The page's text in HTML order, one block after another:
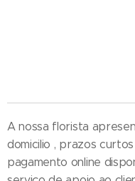
A nossa florista
domicilio , prazos
pagamento online